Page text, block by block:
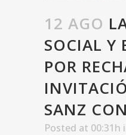
12 AGO
SOCIAL Y
POR
SANZ
Posted at 00:31h